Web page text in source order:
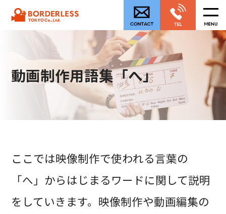
動画制作用語集「へ」
ここでは映像制作で使われる言葉の
「へ」からはじまるワードに関して説明
をしていきます。映像制作や動画編集の